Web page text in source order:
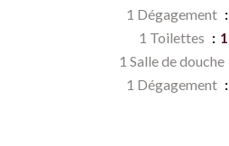
1 Dégagement
1 Toilettes
1 Salle de douche
1 Dégagement